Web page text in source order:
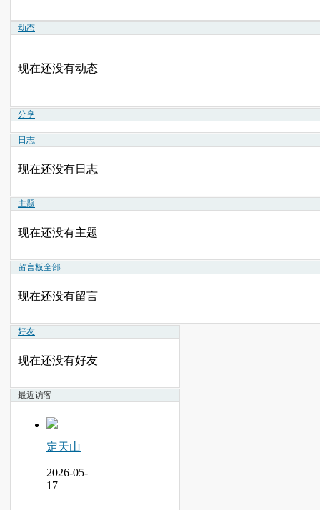
动态
现在还没有动态
分享
日志
现在还没有日志
主题
现在还没有主题
留言板全部
现在还没有留言
好友
现在还没有好友
最近访客
定天山
2026-05-
17